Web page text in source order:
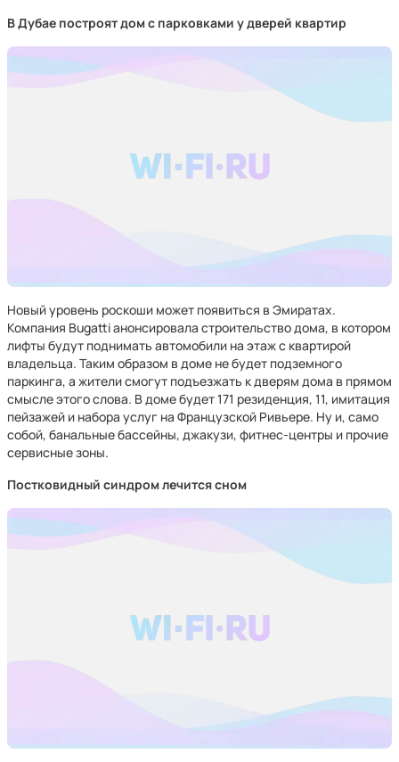
В Дубае построят дом с парковками у дверей квартир
Новый уровень роскоши может появиться в Эмиратах.
Компания Bugatti анонсировала строительство дома, в котором
лифты будут поднимать автомобили на этаж с квартирой
владельца. Таким образом в доме не будет подземного
паркинга, а жители смогут подъезжать к дверям дома в прямом
смысле этого слова. В доме будет 171 резиденция, 11, имитация
пейзажей и набора услуг на Французской Ривьере. Ну и, само
собой, банальные бассейны, джакузи, фитнес-центры и прочие
сервисные зоны.
Постковидный синдром лечится сном